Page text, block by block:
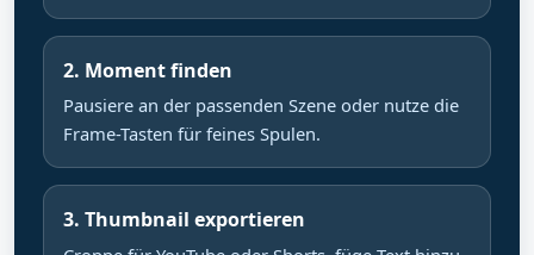
2. Moment finden
Pausiere an der passenden Szene oder nutze die
Frame-Tasten für feines Spulen.
3. Thumbnail exportieren